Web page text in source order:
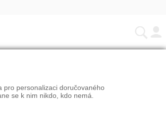
pro personalizaci doručovaného
se k nim nikdo, kdo nemá.